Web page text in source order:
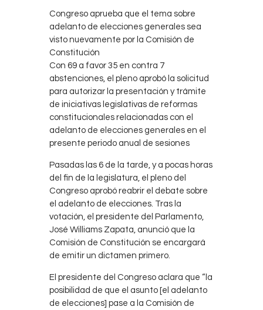
Congreso aprueba que el tema sobre
adelanto de elecciones generales sea
visto nuevamente por la Comisión de
Constitución
Con 69 a favor 35 en contra 7
abstenciones, el pleno aprobó la solicitud
para autorizar la presentación y trámite
de iniciativas legislativas de reformas
constitucionales relacionadas con el
adelanto de elecciones generales en el
presente periodo anual de sesiones
Pasadas las 6 de la tarde, y a pocas horas
del fin de la legislatura, el pleno del
Congreso aprobó reabrir el debate sobre
el adelanto de elecciones. Tras la
votación, el presidente del Parlamento,
José Williams Zapata, anunció que la
Comisión de Constitución se encargará
de emitir un dictamen primero.
El presidente del Congreso aclara que “la
posibilidad de que el asunto [el adelanto
de elecciones] pase a la Comisión de